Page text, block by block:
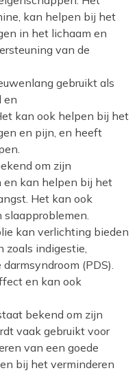
kan helpen bij het
in het lichaam en
van de
gebruikt als
en
kan ook helpen bij het
en pijn, en heeft
om zijn
en kan helpen bij het
Het kan ook
kan verlichting bieden
zoals indigestie,
(PDS).
en kan ook
bekend om zijn
vaak gebruikt voor
van een goede
bij het verminderen